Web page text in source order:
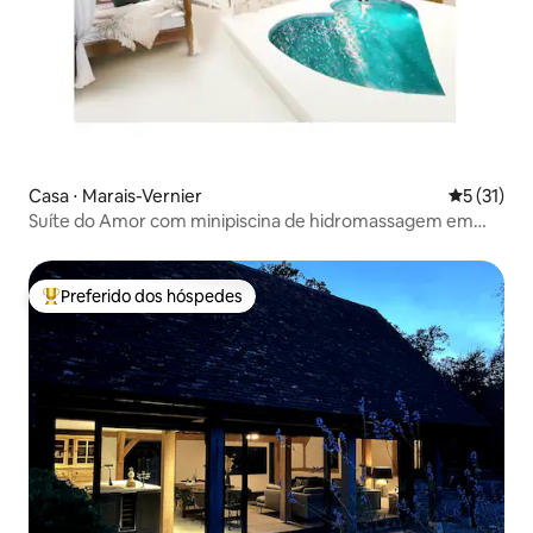
Casa ⋅ Marais-Vernier 5 de uma
5 (31)
Suíte do Amor com minipiscina de hidromassagem em
Entre os melhores preferidos dos hóspedes
Preferido dos hóspedes